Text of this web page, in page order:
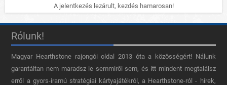
A jelentkezés lezárult, kezdés hamarosan!
Rólunk!
Magyar Hearthstone​ rajongói oldal 2013 óta a közösségért! Nálunk
garantáltan nem maradsz le semmiről sem, és itt mindent megtalálsz
erről a gyors-iramú stratégiai kártyajátékról, a Hearthstone-ról - hírek,